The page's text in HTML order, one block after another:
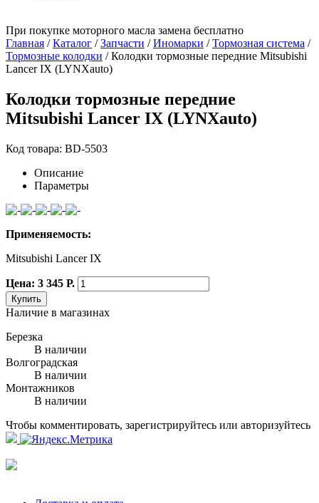
При покупке моторного масла замена бесплатно
Главная /Каталог /Запчасти /Иномарки /Тормозная система /
Тормозные колодки /Колодки тормозные передние Mitsubishi
Lancer IX (LYNXauto)
Колодки тормозные передние
Mitsubishi Lancer IX (LYNXauto)
Код товара: BD-5503
Описание
Параметры
Применяемость:
Mitsubishi Lancer IX
Цена: 3 345 Р.
Купить
Наличие в магазинах
Березка
В наличии
Волгоградская
В наличии
Монтажников
В наличии
Чтобы комментировать, зарегистрируйтесь или авторизуйтесь